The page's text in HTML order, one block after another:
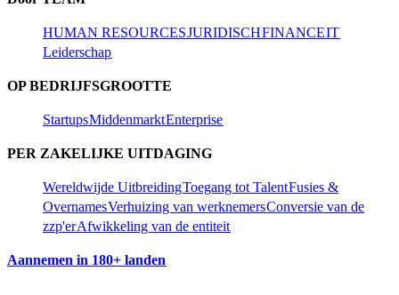
HUMAN RESOURCES​​JURIDISCH​​FINANCE​​IT​​
Leiderschap​​
OP BEDRIJFSGROOTTE​​
Startups​​Middenmarkt​​Enterprise​​
PER ZAKELIJKE UITDAGING​​
Wereldwijde Uitbreiding​​Toegang tot Talent​​Fusies &
Overnames​​Verhuizing van werknemers​​Conversie van de
zzp'er​​Afwikkeling van de entiteit​​
Aannemen in 180+ landen​​